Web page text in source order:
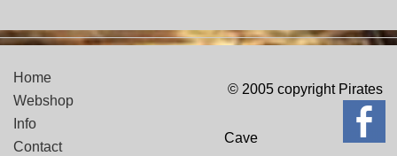
Home
Webshop
Info
Contact
© 2005 copyright Pirates
Cave